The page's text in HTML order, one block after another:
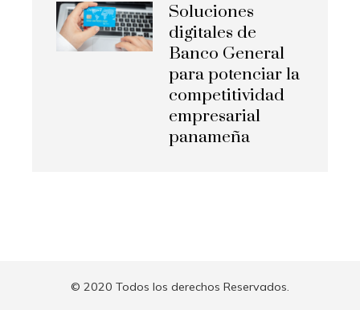
Soluciones
digitales de
Banco General
para potenciar la
competitividad
empresarial
panameña
© 2020 Todos los derechos Reservados.